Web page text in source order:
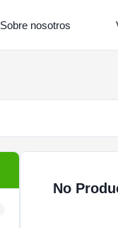
Sobre nosotros
No